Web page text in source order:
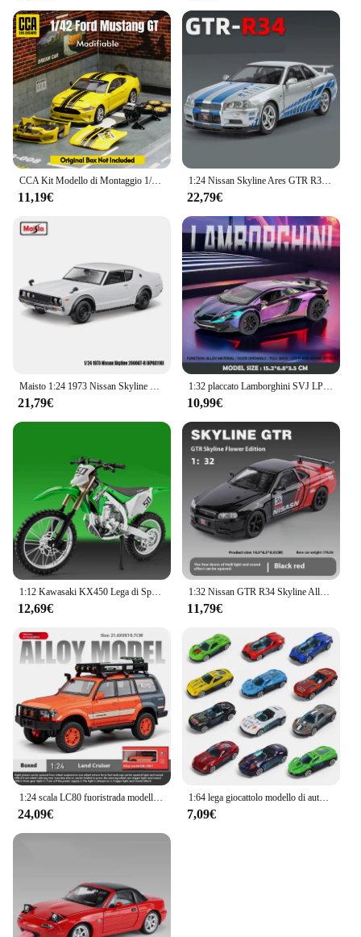
CCA Kit Modello di Montaggio 1/36 Dodge Hellcat 1/43 Ford Mustang Land Rover Suzuki Jimny Auto Giocattolo Pressofuso In Lega Collezione Regalo Del Capretto
11,19€
1:24 Nissan Skyline Ares GTR R34 lega modello di auto sportiva diecast metallo auto da corsa veicoli modello suono e giocattoli leggeri regali
22,79€
Maisto 1:24 1973 Nissan Skyline 2000gt-r KPGC110 altamente dettagliato die-cast precision car Model collection gift Luxury sports car
21,79€
1:32 placcato Lamborghini SVJ LP750 Super modello di auto con luce sonora bambini ragazzo pressofuso veicolo giocattolo in miniatura Voiture
10,99€
1:12 Kawasaki KX450 Lega di Sport da Strada Modello di Moto Diecast In Metallo Montagna Fuoristrada Modello di Moto Simulazione Giocattolo Per Bambini Regalo
12,69€
1:32 Nissan GTR R34 Skyline Alloy Car Diecast Model Sound & Light Series giocattolo per bambini regalo per bambini regalo di compleanno auto in miniatura
11,79€
24,09€
1:64 lega giocattolo modello di auto metallo ABS simulazione SUV sport auto da corsa bambini vendite ragazzi diecast regalo educativo per bambini
7,09€